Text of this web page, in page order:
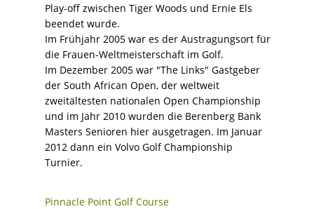
Play-off zwischen Tiger Woods und Ernie Els
beendet wurde.
Im Frühjahr 2005 war es der Austragungsort für
die Frauen-Weltmeisterschaft im Golf.
Im Dezember 2005 war "The Links" Gastgeber
der South African Open, der weltweit
zweitältesten nationalen Open Championship
und im Jahr 2010 wurden die Berenberg Bank
Masters Senioren hier ausgetragen. Im Januar
2012 dann ein Volvo Golf Championship
Turnier.
Pinnacle Point Golf Course